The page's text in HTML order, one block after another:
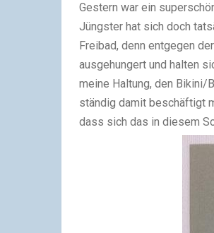
Gestern war ein
Jüngster hat sich doch
Freibad, denn entgegen
ausgehungert und halten
meine Haltung, den Bikini/
ständig damit beschäftigt
dass sich das in diesem